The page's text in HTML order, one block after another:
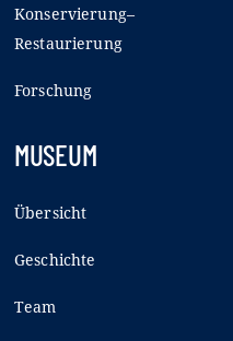
Konservierung–
Restaurierung
Forschung
MUSEUM
Übersicht
Geschichte
Team